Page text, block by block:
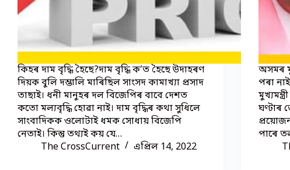
কিহৰ দাম বৃদ্ধি হৈছে?দাম বৃদ্ধি ক’ত হৈছে উদাহৰণ
দিয়ক বুলি দম্ভালি মাৰিছিল সাংসদ কামাখ্যা প্ৰসাদ
তাছাই। ধনী মানুহৰ দল বিজেপিৰ বাবে দেশত
কতো মল্যবৃদ্ধি হোৱা নাই। দাম বৃদ্ধিৰ কথা সুধিলে
সাংবাদিকক ওলোটাই ধমক সোধায় বিজেপি
নেতাই। কিন্তু তথ্যই কয় যে…
The CrossCurrent
এপ্ৰিল 14, 2022
অসমৰ
পৰা
ঘণ্টাৰ
পাৰে